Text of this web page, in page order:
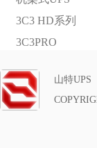
3C3 HD系列
3C3PRO
模块UPS
机房精密空调
山特UPS